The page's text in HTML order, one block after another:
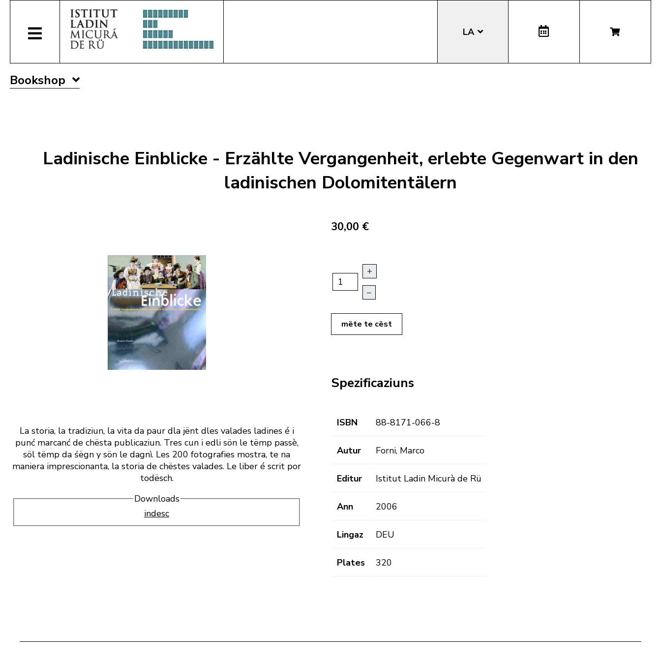
LA
Bookshop
Ladinische Einblicke - Erzählte Vergangenheit, erlebte Gegenwart in den
ladinischen Dolomitentälern
La storia, la tradiziun, la vita da paur dla jënt dles valades ladines é i
punć marcanć de chësta publicaziun. Tres cun i edli sön le tëmp passè,
söl tëmp da śëgn y sön le dagnì. Les 200 fotografies mostra, te na
maniera imprescionanta, la storia de chëstes valades. Le liber é scrit por
todësch.
Downloads
indesc
30,00 €
+
–
mëte te cëst
Spezificaziuns
ISBN 88-8171-066-8
Autur Forni, Marco
Editur Istitut Ladin Micurà de Rü
Ann 2006
Lingaz DEU
Plates 320